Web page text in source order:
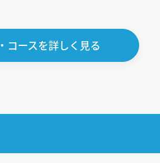
コースを詳しく見る